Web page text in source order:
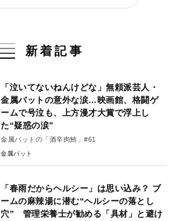
新着記事
「泣いてないねんけどな」無頼派芸人・
金属バットの意外な涙…映画館、格闘ゲ
ームで号泣も、上方漫才大賞で浮上し
た“疑惑の涙”
金属バットの「酒辛肉鮪」#61
金属バット
「春雨だからヘルシー」は思い込み？ ブ
ームの麻辣湯に潜む“ヘルシーの落とし
穴” 管理栄養士が勧める「具材」と避け